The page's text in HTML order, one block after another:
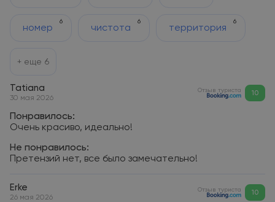
номер
6
чистота
6
территория
6
+ еще 6
Tatiana
30 мая 2026
Отзыв туриста 10
Понравилось:
Очень красиво, идеально!
Не понравилось:
Претензий нет, все было замечательно!
Erke
26 мая 2026
Отзыв туриста 10